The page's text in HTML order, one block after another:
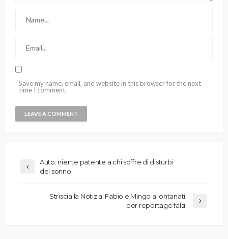
Save my name, email, and website in this browser for the next
time I comment.
Auto: niente patente a chi soffre di disturbi
del sonno
Striscia la Notizia: Fabio e Mingo allontanati
per reportage falsi